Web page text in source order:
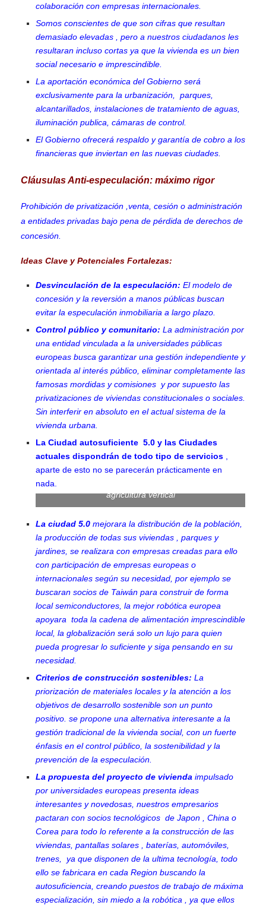
colaboración con empresas internacionales.
Somos conscientes de que son cifras que resultan
demasiado elevadas , pero a nuestros ciudadanos les
resultaran incluso cortas ya que la vivienda es un bien
social necesario e imprescindible.
La aportación económica del Gobierno será
exclusivamente para la urbanización, parques,
alcantarillados, instalaciones de tratamiento de aguas,
iluminación publica, cámaras de control.
El Gobierno ofrecerá respaldo y garantía de cobro a los
financieras que inviertan en las nuevas ciudades.
Cláusulas Anti-especulación: máximo rigor
Prohibición de privatización ,venta, cesión o administración
a entidades privadas bajo pena de pérdida de derechos de
concesión.
Ideas Clave y Potenciales Fortalezas:
Desvinculación de la especulación: El modelo de
concesión y la reversión a manos públicas buscan
evitar la especulación inmobiliaria a largo plazo.
Control público y comunitario: La administración por
una entidad vinculada a la universidades públicas
europeas busca garantizar una gestión independiente y
orientada al interés público, eliminar completamente las
famosas mordidas y comisiones y por supuesto las
privatizaciones de viviendas constitucionales o sociales.
Sin interferir en absoluto en el actual sistema de la
vivienda urbana.
La Ciudad autosuficiente 5.0 y las Ciudades
actuales dispondrán de todo tipo de servicios
aparte de esto no se parecerán prácticamente en
nada.
agricultura vertical
La ciudad 5.0 mejorara la distribución de la población,
la producción de todas sus viviendas , parques y
jardines, se realizara con empresas creadas para ello
con participación de empresas europeas o
internacionales según su necesidad, por ejemplo se
buscaran socios de Taiwán para construir de forma
local semiconductores, la mejor robótica europea
apoyara toda la cadena de alimentación imprescindible
local, la globalización será solo un lujo para quien
pueda progresar lo suficiente y siga pensando en su
necesidad.
Criterios de construcción sostenibles: La
priorización de materiales locales y la atención a los
objetivos de desarrollo sostenible son un punto
positivo. se propone una alternativa interesante a la
gestión tradicional de la vivienda social, con un fuerte
énfasis en el control público, la sostenibilidad y la
prevención de la especulación.
La propuesta del proyecto de vivienda impulsado
por universidades europeas presenta ideas
interesantes y novedosas, nuestros empresarios
pactaran con socios tecnológicos de Japon , China o
Corea para todo lo referente a la construcción de las
viviendas, pantallas solares , baterías, automóviles,
trenes, ya que disponen de la ultima tecnología, todo
ello se fabricara en cada Region buscando la
autosuficiencia, creando puestos de trabajo de máxima
especialización, sin miedo a la robótica , ya que ellos